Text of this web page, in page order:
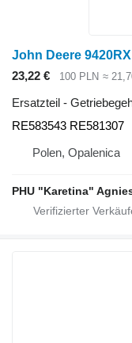
23,22 € 100 PLN ≈
Ersatzteil -
RE583543 RE581307
Polen, Opalenica
PHU "Karetina"